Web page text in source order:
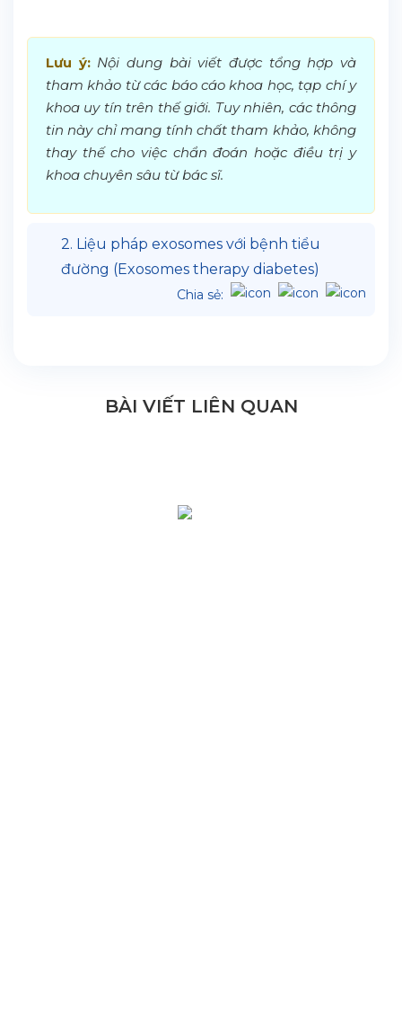
Lưu ý:Nội dung bài viết được tổng hợp và
tham khảo từ các báo cáo khoa học, tạp chí y
khoa uy tín trên thế giới. Tuy nhiên, các thông
tin này chỉ mang tính chất tham khảo, không
thay thế cho việc chẩn đoán hoặc điều trị y
khoa chuyên sâu từ bác sĩ.
2. Liệu pháp exosomes với bệnh tiểu
đường (Exosomes therapy diabetes)
Chia sẻ:
BÀI VIẾT LIÊN QUAN